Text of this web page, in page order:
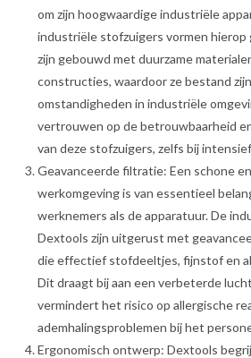
om zijn hoogwaardige industriële
industriële stofzuigers vormen hierop
zijn gebouwd met duurzame
constructies, waardoor ze bestand
omstandigheden in industriële
vertrouwen op de betrouwbaarheid
van deze stofzuigers, zelfs bij
Geavanceerde filtratie: Een schone
werkomgeving is van essentieel
werknemers als de apparatuur. De
Dextools zijn uitgerust met
die effectief stofdeeltjes, fijnstof en
Dit draagt bij aan een verbeterde
vermindert het risico op allergische
ademhalingsproblemen bij het
Ergonomisch ontwerp: Dextools